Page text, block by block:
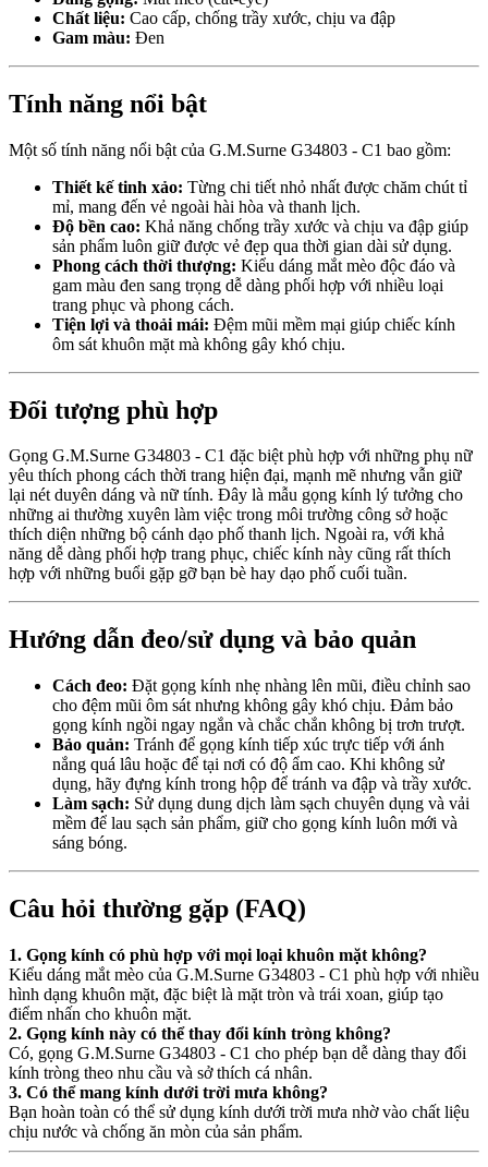
Chất liệu: Cao cấp, chống trầy xước, chịu va đập
Gam màu: Đen
Tính năng nổi bật
Một số tính năng nổi bật của G.M.Surne G34803 - C1 bao gồm:
Thiết kế tinh xảo: Từng chi tiết nhỏ nhất được chăm chút tỉ
mỉ, mang đến vẻ ngoài hài hòa và thanh lịch.
Độ bền cao: Khả năng chống trầy xước và chịu va đập giúp
sản phẩm luôn giữ được vẻ đẹp qua thời gian dài sử dụng.
Phong cách thời thượng: Kiểu dáng mắt mèo độc đáo và
gam màu đen sang trọng dễ dàng phối hợp với nhiều loại
trang phục và phong cách.
Tiện lợi và thoải mái: Đệm mũi mềm mại giúp chiếc kính
ôm sát khuôn mặt mà không gây khó chịu.
Đối tượng phù hợp
Gọng G.M.Surne G34803 - C1 đặc biệt phù hợp với những phụ nữ
yêu thích phong cách thời trang hiện đại, mạnh mẽ nhưng vẫn giữ
lại nét duyên dáng và nữ tính. Đây là mẫu gọng kính lý tưởng cho
những ai thường xuyên làm việc trong môi trường công sở hoặc
thích diện những bộ cánh dạo phố thanh lịch. Ngoài ra, với khả
năng dễ dàng phối hợp trang phục, chiếc kính này cũng rất thích
hợp với những buổi gặp gỡ bạn bè hay dạo phố cuối tuần.
Hướng dẫn đeo/sử dụng và bảo quản
Cách đeo: Đặt gọng kính nhẹ nhàng lên mũi, điều chỉnh sao
cho đệm mũi ôm sát nhưng không gây khó chịu. Đảm bảo
gọng kính ngồi ngay ngắn và chắc chắn không bị trơn trượt.
Bảo quản: Tránh để gọng kính tiếp xúc trực tiếp với ánh
nắng quá lâu hoặc để tại nơi có độ ẩm cao. Khi không sử
dụng, hãy đựng kính trong hộp để tránh va đập và trầy xước.
Làm sạch: Sử dụng dung dịch làm sạch chuyên dụng và vải
mềm để lau sạch sản phẩm, giữ cho gọng kính luôn mới và
sáng bóng.
Câu hỏi thường gặp (FAQ)
1. Gọng kính có phù hợp với mọi loại khuôn mặt không?
Kiểu dáng mắt mèo của G.M.Surne G34803 - C1 phù hợp với nhiều
hình dạng khuôn mặt, đặc biệt là mặt tròn và trái xoan, giúp tạo
điểm nhấn cho khuôn mặt.
2. Gọng kính này có thể thay đổi kính tròng không?
Có, gọng G.M.Surne G34803 - C1 cho phép bạn dễ dàng thay đổi
kính tròng theo nhu cầu và sở thích cá nhân.
3. Có thể mang kính dưới trời mưa không?
Bạn hoàn toàn có thể sử dụng kính dưới trời mưa nhờ vào chất liệu
chịu nước và chống ăn mòn của sản phẩm.